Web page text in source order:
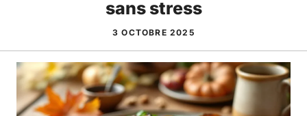
sans stress
3 OCTOBRE 2025